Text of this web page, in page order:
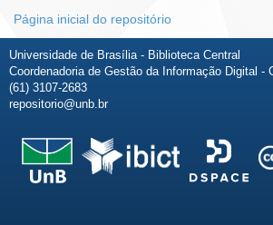
Página inicial do repositório
Universidade de Brasília - Biblioteca Central
Coordenadoria de Gestão da Informação Digital -
(61) 3107-2683
repositorio@unb.br